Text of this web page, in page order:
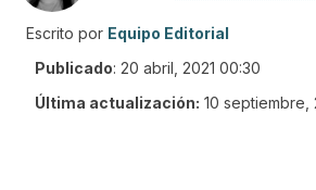
Escrito por Equipo Editorial
Publicado: 20 abril, 2021 00:30
Última actualización: 10 septiembre,